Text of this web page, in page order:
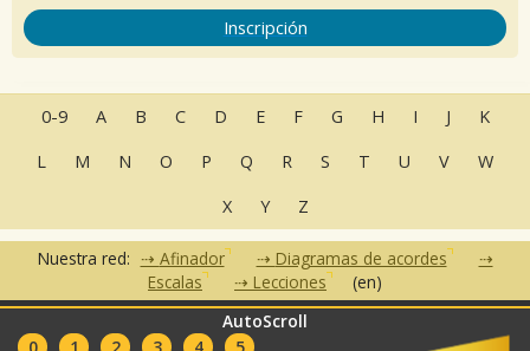
AutoScroll
Inscripción
0-9 A B C D E F G H I J
K
L
M N O P Q R S T U V
W
X
Y Z
Nuestra red: Afinador
Diagramas de acordes
Escalas
Lecciones (en)
CGU•Política de privacidad